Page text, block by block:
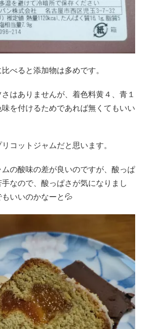
べると添加物は多めです。
はありませんが、着色料黄４、青１
を付けるためであれば無くてもいい
コットジャムだと思います。
の酸味の差が良いのですが、酸っぱ
なので、酸っぱさが気になりまし
いいのかなーと💦